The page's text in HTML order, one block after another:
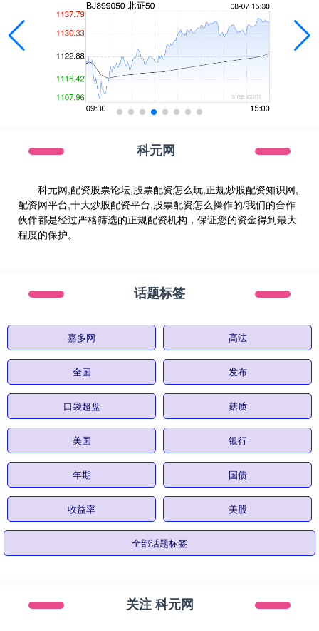
科元网
科元网,配资股票论坛,股票配资怎么玩,正规炒股配资知识网,
配资网平台,十大炒股配资平台,股票配资怎么操作的/我们的合作
伙伴都是经过严格筛选的正规配资机构，保证您的资金得到最大
程度的保护。
话题标签
嘉多网 高法
全国 发布
口袋超盘 菇质
美国 银行
年期 国债
收益率 美股
全部话题标签
关注 科元网